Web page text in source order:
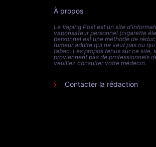
À propos
Le Vaping Post est un site
vaporisateur personnel (cigarette
personnel est une méthode de
fumeur adulte qui ne veut pas ou
tabac. Les propos tenus sur ce site,
proviennent pas de professionnels
veuillez consulter votre médecin.
Contacter la rédaction